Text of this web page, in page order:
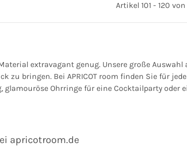
Artikel 101 - 120 von
extravagant genug. Unsere große
zu bringen. Bei APRICOT room finden Sie für
Ohrringe für eine Cocktailparty oder
apricotroom.de